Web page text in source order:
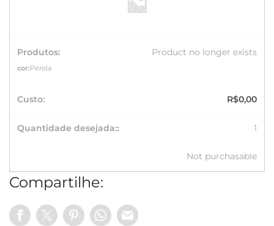
Product no longer exists
cor:Pérola
R$0,00
1
Not purchasable
Compartilhe: